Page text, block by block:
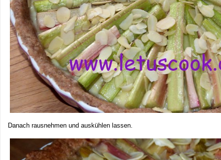
Danach rausnehmen und auskühlen lassen.